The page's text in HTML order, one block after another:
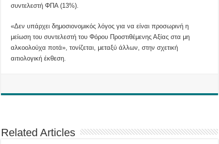
συντελεστή ΦΠΑ (13%).
«Δεν υπάρχει δημοσιονομικός λόγος για να είναι προσωρινή η
μείωση του συντελεστή του Φόρου Προστιθέμενης Αξίας στα μη
αλκοολούχα ποτά», τονίζεται, μεταξύ άλλων, στην σχετική
αιτιολογική έκθεση.
Related Articles